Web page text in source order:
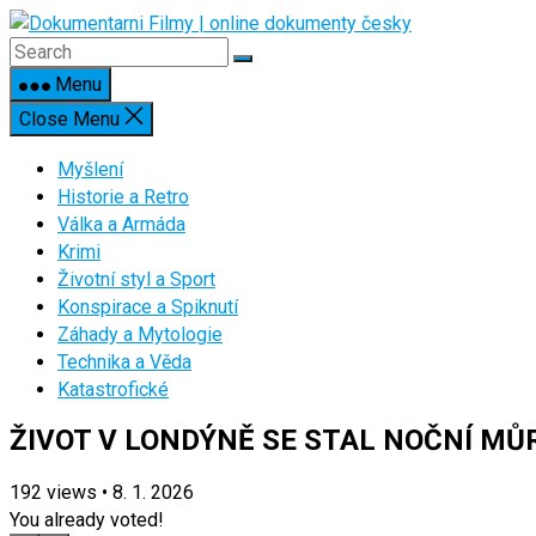
Skip
to
contentMenu
Close Menu
Myšlení
Historie a Retro
Válka a Armáda
Krimi
Životní styl a Sport
Konspirace a Spiknutí
Záhady a Mytologie
Technika a Věda
Katastrofické
ŽIVOT V LONDÝNĚ SE STAL NOČNÍ
192 views • 8. 1. 2026
You already voted!